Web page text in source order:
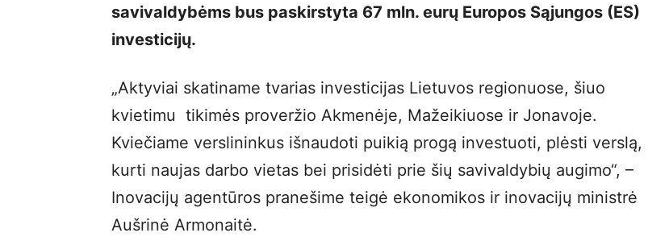
savivaldybėms bus paskirstyta 67 mln. eurų Europos Sąjungos (ES)
investicijų.
„Aktyviai skatiname tvarias investicijas Lietuvos regionuose, šiuo
kvietimu tikimės proveržio Akmenėje, Mažeikiuose ir Jonavoje.
Kviečiame verslininkus išnaudoti puikią progą investuoti, plėsti verslą,
kurti naujas darbo vietas bei prisidėti prie šių savivaldybių augimo“, –
Inovacijų agentūros pranešime teigė ekonomikos ir inovacijų ministrė
Aušrinė Armonaitė.